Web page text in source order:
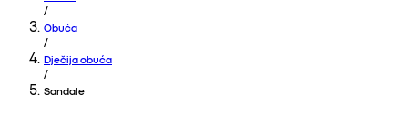
/
Obuća
/
Dječija obuća
/
Sandale